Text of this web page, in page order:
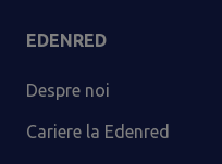
EDENRED
Despre noi
Cariere la Edenred